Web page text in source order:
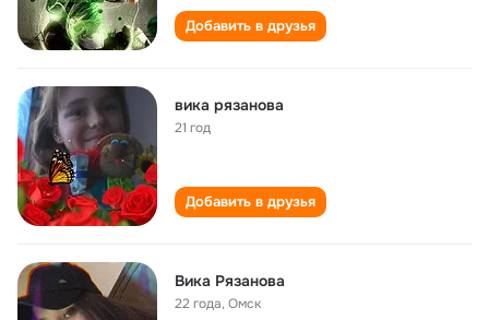
Добавить в друзья
вика рязанова
21 год
Добавить в друзья
Вика Рязанова
22 года,Омск